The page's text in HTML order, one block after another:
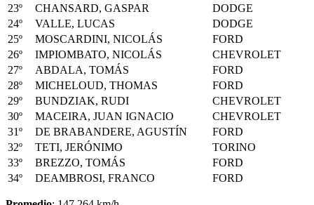
23º CHANSARD, GASPAR
DODGE
24º
VALLE, LUCAS
DODGE
25º
MOSCARDINI, NICOLÁS
FORD
26º
IMPIOMBATO, NICOLÁS
CHEVROLET
27º
ABDALA, TOMÁS
FORD
28º
MICHELOUD, THOMAS
FORD
29º
BUNDZIAK, RUDI
CHEVROLET
30º
MACEIRA, JUAN IGNACIO
CHEVROLET
31º
DE BRABANDERE, AGUSTÍN
FORD
32º
TETI, JERÓNIMO
TORINO
33º
BREZZO, TOMÁS
FORD
34º
DEAMBROSI, FRANCO FORD